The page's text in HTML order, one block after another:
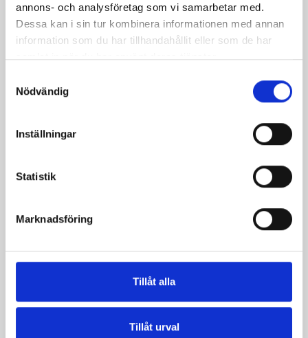
annons- och analysföretag som vi samarbetar med.
Dessa kan i sin tur kombinera informationen med annan
information som du har tillhandahållit eller som de har
samlat in när du har använt deras tjänster.
Nödvändig
Inställningar
Statistik
Marknadsföring
Tillåt alla
Tillåt urval
Mjölken Eko 3%
KRAV 1 liter
Mellanmjölk
1,5% laktosfri 3dl
Mjölk 3% 1 liter
Jordgubbsfil 2,7%